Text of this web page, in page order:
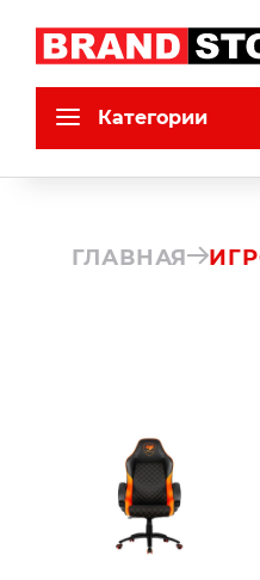
Категории
ГЛАВНАЯ